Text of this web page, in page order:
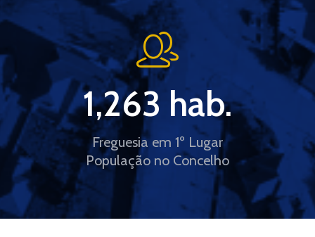
Freguesia em 1º Lugar
População no Concelho
1,263 hab.